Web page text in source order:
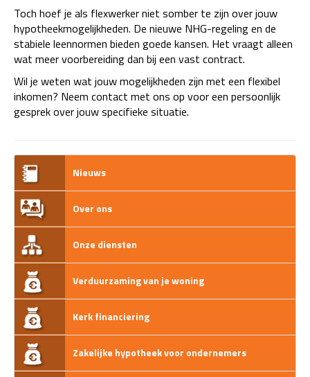
Toch hoef je als flexwerker niet somber te zijn over jouw
hypotheekmogelijkheden. De nieuwe NHG-regeling en de
stabiele leennormen bieden goede kansen. Het vraagt alleen
wat meer voorbereiding dan bij een vast contract.
Wil je weten wat jouw mogelijkheden zijn met een flexibel
inkomen? Neem contact met ons op voor een persoonlijk
gesprek over jouw specifieke situatie.
Nieuws
Over ons
Onze diensten
Verduurzaming van je woning
Kerk financiering
Zakelijke hypotheek voor ondernemers